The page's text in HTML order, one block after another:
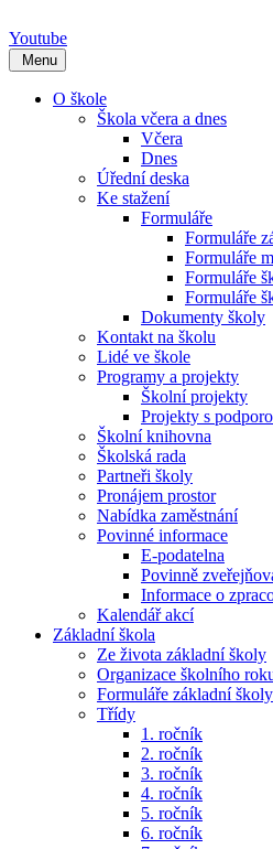
Youtube
Menu
O škole
Škola včera a dnes
Včera
Dnes
Úřední deska
Ke stažení
Formuláře
Formuláře
Formuláře
Formuláře
Formuláře
Dokumenty školy
Kontakt na školu
Lidé ve škole
Programy a projekty
Školní projekty
Projekty s
Školní knihovna
Školská rada
Partneři školy
Pronájem prostor
Nabídka zaměstnání
Povinné informace
E-podatelna
Povinně
Informace o
Kalendář akcí
Základní škola
Ze života základní školy
Organizace školního
Formuláře základní školy
Třídy
1. ročník
2. ročník
3. ročník
4. ročník
5. ročník
6. ročník